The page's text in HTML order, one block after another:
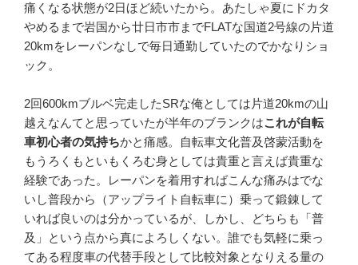
痛くなる状態が2日ほど続いたから。あたしゃ夏にドカタ
やめるまで岩国から廿日市市までFLATな国道2号線の片道
20kmをレーパンなしで毎日通勤していたのでかなりショ
ック。
2回600kmブルベ完走したSRな俺としては片道20kmの山
越えなんてと思っていたが半年のブランクはこれが自転
車初心者の気持ちかと痛感。自転車文化普及啓蒙活動を
もうろくもといもくろむ身としては貴重と言えば貴重な
経験であった。レーパンを着用すればこんな痛みはでな
いし普段から（アップライト自転車に）乗って鍛錬して
いれば良いのは分かっているが、しかし、どちらも「普
及」という点から真によろしくない。誰でも気軽に乗っ
てある程度車の代替手段として比較対象となりえる量の